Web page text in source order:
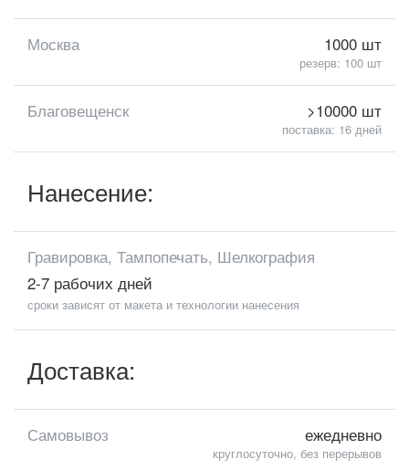
Москва 1000 шт
резерв: 100 шт
Благовещенск >10000 шт
поставка: 16 дней
Нанесение:
Гравировка, Тампопечать, Шелкография
2-7 рабочих дней
сроки зависят от макета и технологии нанесения
Доставка:
Самовывоз ежедневно
круглосуточно, без перерывов